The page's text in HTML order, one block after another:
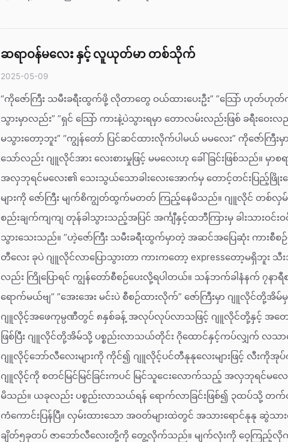
ဆရာဝန်မလေး နှင့် လူယုတ်မာ တစ်သိုက်
2025-05-09
“ကိုဇော်ကြီး သမီးခရီးထွက်ဖို့ လိုတာတွေ ဝယ်ထားပေးဦး” ”သြော် ဟုတ်ဟုတ်
သွားမှာလည်း” ”ရှင် သြော် ကားနဲ့ပဲသွားရမှာ တောလမ်းလည်းဖြစ် ခရီးဝ
မသွားတော့ဘူး” “ကျွန်တော် ပြင်ဆင်ထားလိုက်ပါမယ် မမလေး” ကိုဇော်က
သော်လည်း ဂျူလိုင်အား လေးစားမှုဖြင့် မမလေးဟု ခေါ်ခြင်းဖြစ်သည်။ မှာ
အလှဘုရင်မလေး၏ သေးသွယ်သောခါးလေးအောက်မှ တောင့်တင်းပြည့်ဖြို
များကို ဇော်ကြီး မျက်စိကျွတ်ထွက်မတတ် ကြည့်နေမိသည်။ ဂျူလိုင် တစ်လှမ်း
စည်းချက်ကျကျ တုန်ခါသွားသည့်အပြင် အင်္ကျီနှင့်ထဘီကြားမှ ခါးသားဝ
သွားသေးသည်။ ”ဟဲ့ဇော်ကြီး သမီးခရီးထွက်မှာတဲ့ အဆင်အပြေဆုံး ကားစီစ
တီလေး ခုပဲ ဂျူလိုင်လာပြောသွားတာ ကားကတော့ expressတော့မရှိဘူး သီ
လည်း ကြိုပြောရင် ကျွန်တော်စီစဉ်ပေးလို့ရပါတယ်။ သန်ဘက်ခါနံနက် ၇
ရောက်မယ်ဗျ” ”အေးအေး မင်းပဲ စီစဉ်ထားလိုက်” ဇော်ကြီးမှာ ဂျူလိုင်
ဂျူလိုင့်အဖေကုမ္ပဏီတွင် ၈နှစ်ခန့် အလုပ်လုပ်လာသဖြင့် ဂျူလိုင်တို့နှင့် အတေ
ဖြစ်ပြီး ဂျူလိုင်တို့အိမ်သို့ ပစ္စည်းလာသယ်တိုင်း ဂိုထောင်နှင့်ကပ်လျှက် လ
ဂျူလိုင့်ဘော်လီလေးများကို ကိုင်၍ ဂျူလိုင့်ပင်တီနုနုလေးများဖြင့် လီးကိုအု
ဂျူလိုင့်ကို စတင်မြင်မြင်ခြင်းကပင် မြင်သူငေးလောက်သည့် အလှဘုရင်မလေ
မိသည်။ ယခုလည်း ပစ္စည်းလာသယ်ရန် ရောက်လာခြင်းဖြစ်၍ ၃ထပ်သို့ တ
ကံကောင်းပြန်ပြီ။ လှမ်းထားသော အဝတ်များထဲတွင် အသားရောင်နုနု ဆွဲသာ
ချိတ်၅ခုတပ် ဇာဘော်လီလေးတို့ကို တွေ့လိုက်သည်။ မျက်လုံးကို ဝေ့ကြည့်လိုက်